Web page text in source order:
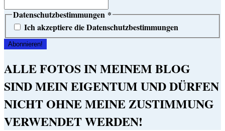
Datenschutzbestimmungen *
Ich akzeptiere die Datenschutzbestimmungen
ALLE FOTOS IN MEINEM BLOG
SIND MEIN EIGENTUM UND DÜRFEN
NICHT OHNE MEINE ZUSTIMMUNG
VERWENDET WERDEN!